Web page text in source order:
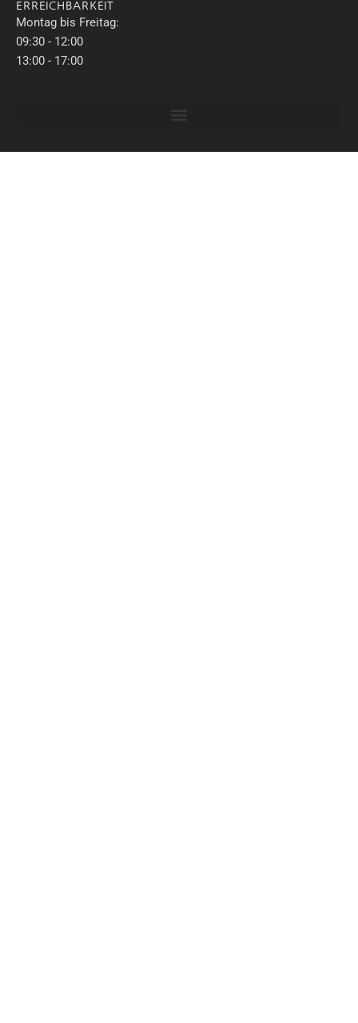
ERREICHBARKEIT
Montag bis Freitag:
09:30 - 12:00
13:00 - 17:00